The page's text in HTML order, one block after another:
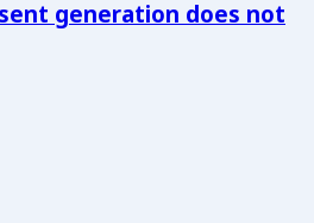
generation does not